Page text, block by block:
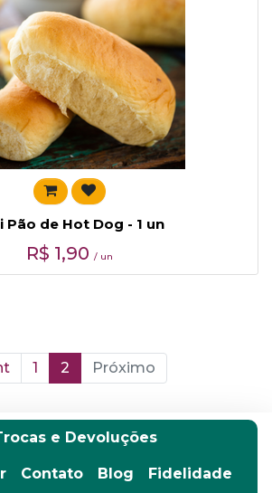
Pão de Hot Dog - 1 un
R$ 1,90 / un
1 2 Próximo
e Devoluções
Contato Blog Fidelidade